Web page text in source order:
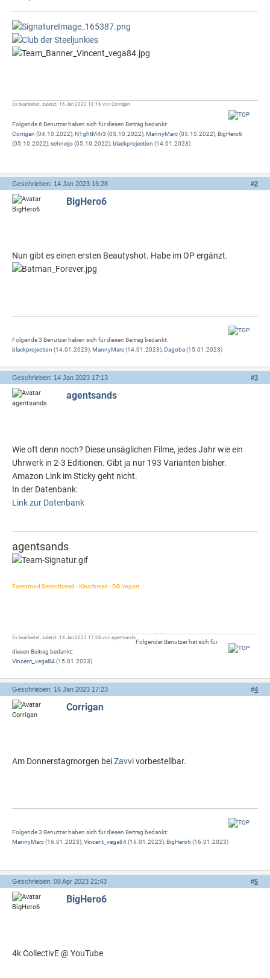
3x bearbeitet, zuletzt: 16 Jan 2023 18:16 von Corrigan
Folgende 6 Benutzer haben sich für diesen Beitrag bedankt:
Corrigan (04.10.2022), N1ghtM4r3 (05.10.2022), MannyMarc(05.10.2022), BigHero6
(05.10.2022),schneijo(05.10.2022), blackprojection (14.01.2023)
#2
Geschrieben: 14 Jan 2023 16:28
BigHero6
Nun gibt es einen ersten Beautyshot. Habe im OP ergänzt.
Folgende 3 Benutzer haben sich für diesen Beitrag bedankt:
blackprojection (14.01.2023), MannyMarc(14.01.2023), Dagoba(15.01.2023)
#3
Geschrieben: 14 Jan 2023 17:13
agentsands
Wie oft denn noch? Diese unsäglichen Filme, jedes Jahr wie ein
Uhrwerk in 2-3 Editionen. Gibt ja nur 193 Varianten bisher.
Amazon Link im Sticky geht nicht.
In der Datenbank:
Link zur Datenbank
agentsands
Forenmod Serienthread - Kinothread - DB Import
2x bearbeitet, zuletzt: 14 Jan 2023 17:28 von agentsands
Folgender Benutzer hat sich für
diesen Beitrag bedankt:
Vincent_vega84(15.01.2023)
#4
Geschrieben: 16 Jan 2023 17:23
Corrigan
Am Donnerstagmorgen beiZavvivorbestellbar.
Folgende 3 Benutzer haben sich für diesen Beitrag bedankt:
MannyMarc(16.01.2023), Vincent_vega84(16.01.2023), BigHero6 (16.01.2023)
#5
Geschrieben: 08 Apr 2023 21:43
BigHero6
4k CollectivE @ YouTube